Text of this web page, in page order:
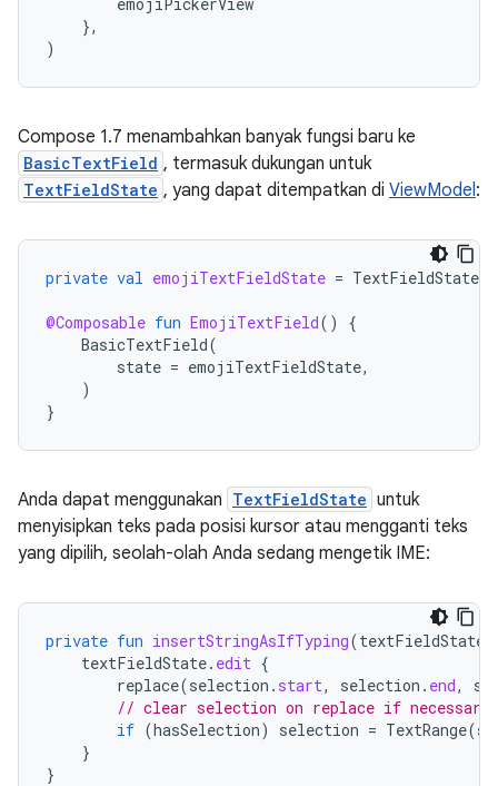
},
)
Compose 1.7 menambahkan banyak fungsi baru ke
BasicTextField , termasuk dukungan untuk
TextFieldState , yang dapat ditempatkan di ViewModel:
private val emojiTextFieldState = TextFieldState
@Composable fun EmojiTextField()
{
BasicTextField(
state = emojiTextFieldState,
)
}
Anda dapat menggunakan TextFieldState untuk
menyisipkan teks pada posisi kursor atau mengganti teks
yang dipilih, seolah-olah Anda sedang mengetik IME:
private fun insertStringAsIfTyping(textFieldState
textFieldState. edit {
replace(selection . start, selection . end,
// clear selection on replace if necessary
if (hasSelection) selection = TextRange(
}
}